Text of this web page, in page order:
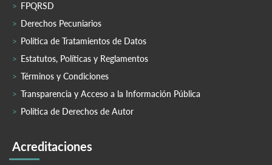
FPQRSD
Derechos Pecuniarios
Política de Tratamientos de Datos
Estatutos, Políticas y Reglamentos
Términos y Condiciones
Transparencia y Acceso a la Información Pública
Política de Derechos de Autor
Acreditaciones